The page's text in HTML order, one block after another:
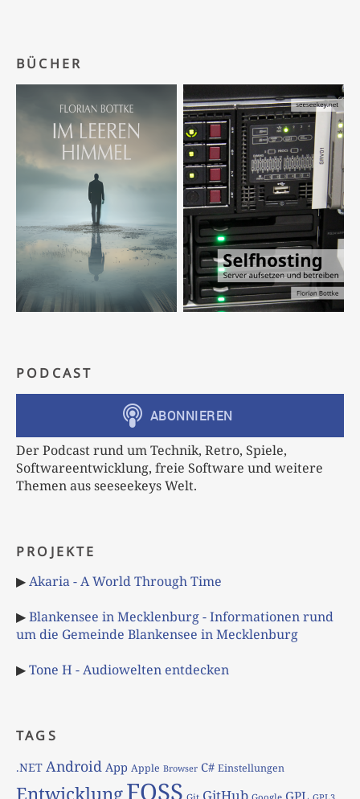
BÜCHER
PODCAST
Der Podcast rund um Technik, Retro, Spiele,
Softwareentwicklung, freie Software und weitere
Themen aus seeseekeys Welt.
PROJEKTE
▶Akaria - A World Through Time
▶Blankensee in Mecklenburg - Informationen rund
um die Gemeinde Blankensee in Mecklenburg
▶Tone H - Audiowelten entdecken
TAGS
.NET Android App Apple Browser C# Einstellungen
EntwicklungFOSS